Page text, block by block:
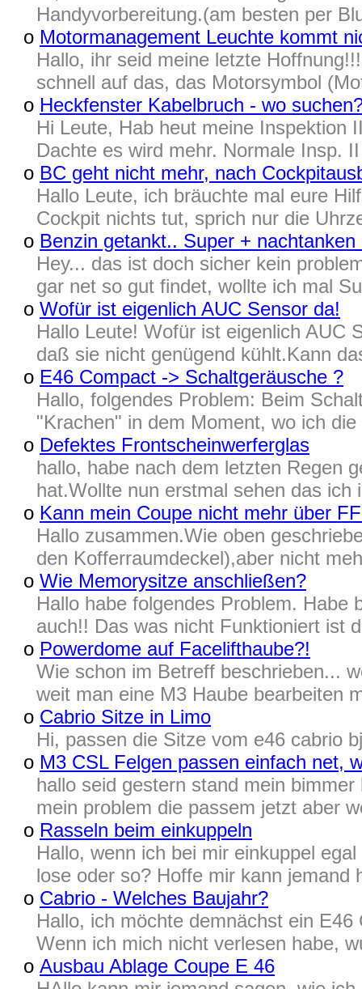
Handyvorbereitung.(am besten per
o Motormanagement Leuchte kommt
Hallo, ihr seid meine letzte
schnell auf das, das Motorsymbol
o Heckfenster Kabelbruch - wo
Hi Leute, Hab heut meine Inspektion
Dachte es wird mehr. Normale Insp.
o BC geht nicht mehr, nach
Hallo Leute, ich bräuchte mal eure
Cockpit nichts tut, sprich nur die
o Benzin getankt.. Super + nachtanken
Hey... das ist doch sicher kein
gar net so gut findet, wollte ich mal
o Wofür ist eigenlich AUC Sensor da!
Hallo Leute! Wofür ist eigenlich AUC
daß sie nicht genügend kühlt.Kann
o E46 Compact -> Schaltgeräusche ?
Hallo, folgendes Problem: Beim
"Krachen" in dem Moment, wo ich
o Defektes Frontscheinwerferglas
hallo, habe nach dem letzten Regen
hat.Wollte nun erstmal sehen das
o Kann mein Coupe nicht mehr über
Hallo zusammen.Wie oben
den Kofferraumdeckel),aber nicht
o Wie Memorysitze anschließen?
Hallo habe folgendes Problem. Habe
auch!! Das was nicht Funktioniert ist
o Powerdome auf Facelifthaube?!
Wie schon im Betreff beschrieben...
weit man eine M3 Haube bearbeiten
o Cabrio Sitze in Limo
Hi, passen die Sitze vom e46 cabrio
o M3 CSL Felgen passen einfach net,
hallo seid gestern stand mein
mein problem die passem jetzt aber
o Rasseln beim einkuppeln
Hallo, wenn ich bei mir einkuppel
lose oder so? Hoffe mir kann jemand
o Cabrio - Welches Baujahr?
Hallo, ich möchte demnächst ein
Wenn ich mich nicht verlesen habe,
o Ausbau Ablage Coupe E 46